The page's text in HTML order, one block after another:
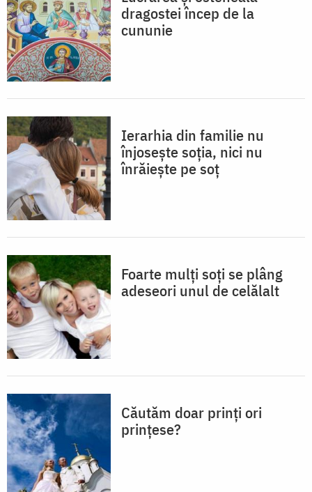
dragostei încep de la
cununie
Ierarhia din familie nu
înjosește soția, nici nu
înrăiește pe soț
Foarte mulţi soţi se plâng
adeseori unul de celălalt
Căutăm doar prinţi ori
prinţese?